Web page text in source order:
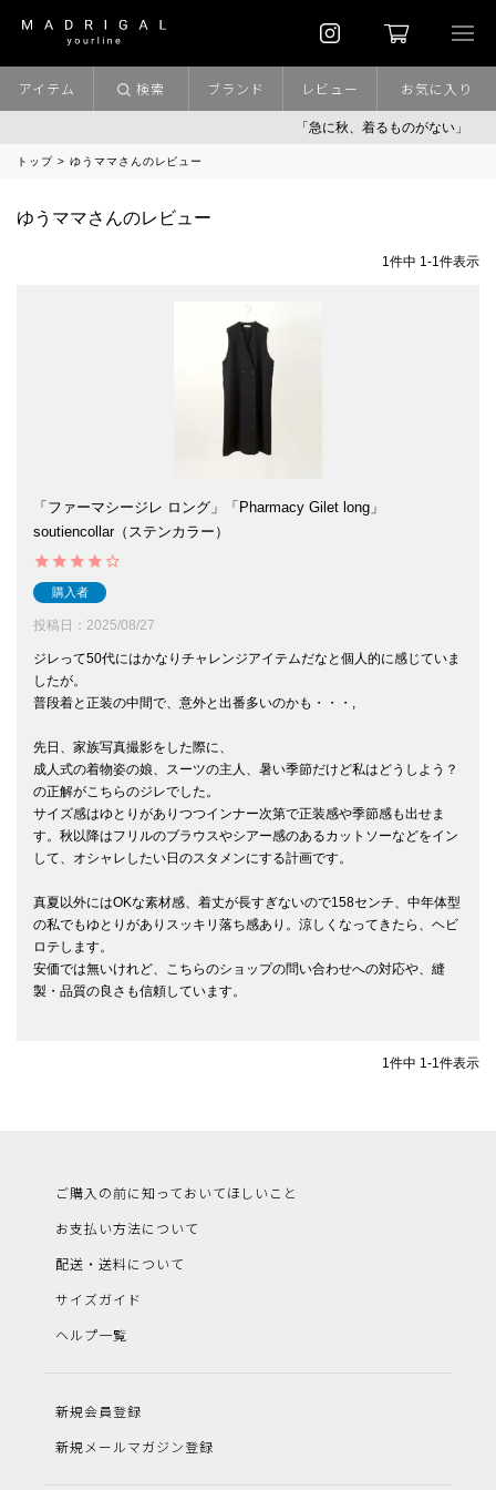
「急に秋、着るものがない」
アイテム 検索 ブランド レビュー お気に入り
トップ ゆうママさんのレビュー
ゆうママさんのレビュー
1件中 1-1件表示
「ファーマシージレ ロング」「Pharmacy Gilet long」
soutiencollar（ステンカラー）
購入者
投稿日 2025/08/27
ジレって50代にはかなりチャレンジアイテムだなと個人的に感じていま
したが。
普段着と正装の中間で、意外と出番多いのかも・・・,
先日、家族写真撮影をした際に、
成人式の着物姿の娘、スーツの主人、暑い季節だけど私はどうしよう？
の正解がこちらのジレでした。
サイズ感はゆとりがありつつインナー次第で正装感や季節感も出せま
す。秋以降はフリルのブラウスやシアー感のあるカットソーなどをイン
して、オシャレしたい日のスタメンにする計画です。
真夏以外にはOKな素材感、着丈が長すぎないので158センチ、中年体型
の私でもゆとりがありスッキリ落ち感あり。涼しくなってきたら、ヘビ
ロテします。
安価では無いけれど、こちらのショップの問い合わせへの対応や、縫
製・品質の良さも信頼しています。
1件中 1-1件表示
ご購入の前に知っておいてほしいこと
お支払い方法について
配送・送料について
サイズガイド
ヘルプ一覧
新規会員登録
新規メールマガジン登録